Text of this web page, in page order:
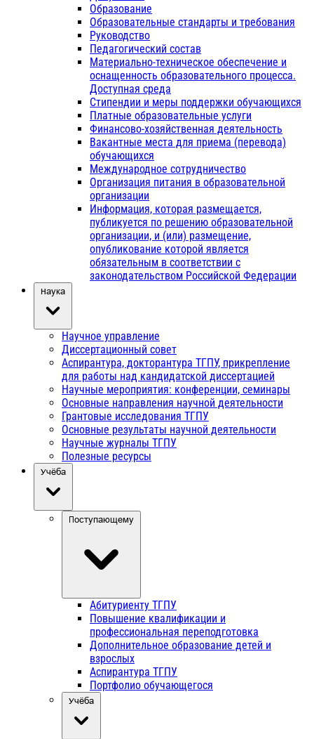
Образование
Образовательные стандарты и требования
Руководство
Педагогический состав
Материально-техническое обеспечение и
оснащенность образовательного процесса.
Доступная среда
Стипендии и меры поддержки обучающихся
Платные образовательные услуги
Финансово-хозяйственная деятельность
Вакантные места для приема (перевода)
обучающихся
Международное сотрудничество
Организация питания в образовательной
организации
Информация, которая размещается,
публикуется по решению образовательной
организации, и (или) размещение,
опубликование которой является
обязательным в соответствии с
законодательством Российской Федерации
Наука
Научное управление
Диссертационный совет
Аспирантура, докторантура ТГПУ, прикрепление
для работы над кандидатской диссертацией
Научные мероприятия: конференции, семинары
Основные направления научной деятельности
Грантовые исследования ТГПУ
Основные результаты научной деятельности
Научные журналы ТГПУ
Полезные ресурсы
Учёба
Поступающему
Абитуриенту ТГПУ
Повышение квалификации и
профессиональная переподготовка
Дополнительное образование детей и
взрослых
Аспирантура ТГПУ
Портфолио обучающегося
Учёба